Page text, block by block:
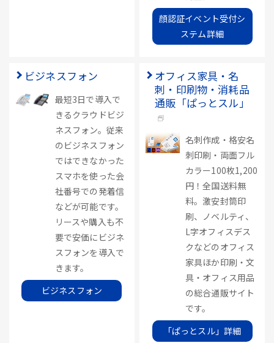
顔認証イベント受付シ
ステム詳細
ビジネスフォン
最短3日で導入で
きるクラウドビジ
ネスフォン。従来
のビジネスフォン
ではできなかった
スマホを使った会
社番号での発着信
などが可能です。
リースや購入も不
要で安価にビジネ
スフォンを導入で
きます。
ビジネスフォン
オフィス家具・名
刺・印刷物・消耗品
通販「ぱっとスル」
名刺作成・格安名
刺印刷・両面フル
カラー100枚1,200
円！全国送料無
料。激安封筒印
刷、ノベルティ、
L字オフィスデス
クなどのオフィス
家具ほか印刷・文
具・オフィス用品
の総合通販サイト
です。
「ぱっとスル」詳細